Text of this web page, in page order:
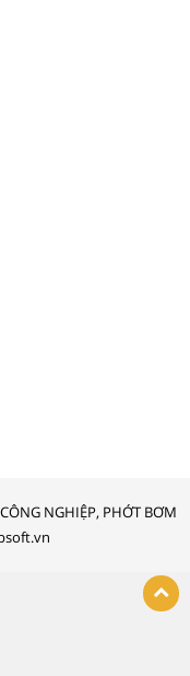
NGHIỆP, PHỚT BƠM